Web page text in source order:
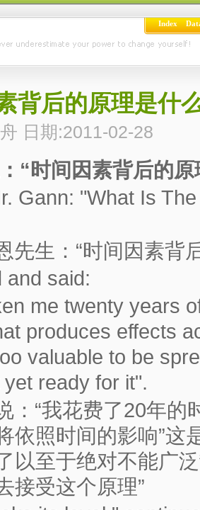
Index
背后的原理是什
日期:2011-02-28
“时间因素背后的
Gann: "What Is
先生：“时间因素背
and said:
me twenty years
produces effects
valuable to be
ready for it".
：“我花费了20年的
依照时间的影响”这
以至于绝对不能广
接受这个原理”